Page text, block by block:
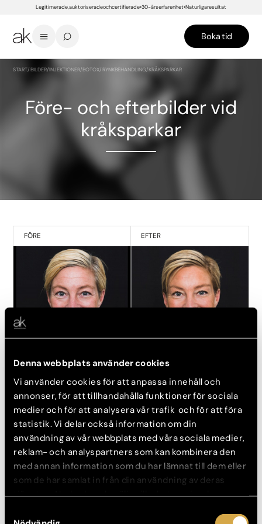
Denna webbplats använder cookies
Vi använder cookies för att anpassa innehåll och
annonser, för att tillhandahålla funktioner för sociala
medier och för att analysera vår trafik och för att föra
statistik. Vi delar också information om din
användning av vår webbplats med våra sociala medier,
reklam- och analyspartners som kan kombinera den
med annan information som du har lämnat till dem eller
som de har samlat in från din användning av deras
tjänster. Nedan kan du välja vilka kategorier du
Legitimerade, auktoriserade och certifierade 30-års erfarenhet Naturliga resultat
Boka tid
START/BILDER/INJEKTIONER/BOTOX/RYNKBEHANDLING/KRÅKSPARKAR
Före- och efterbilder vid
kråksparkar
FÖRE EFTER
FÖRE EFTER